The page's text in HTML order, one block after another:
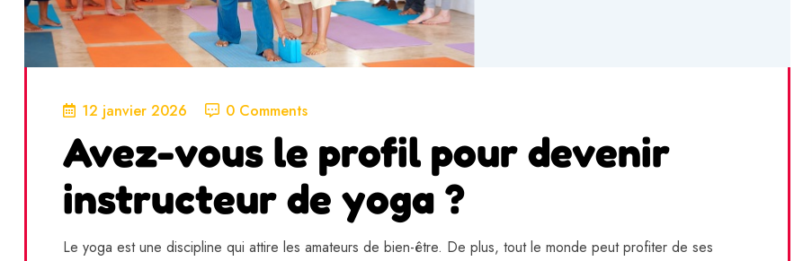
12 janvier 2026 0 Comments
Avez-vous le profil pour devenir
instructeur de yoga ?
Le yoga est une discipline qui attire les amateurs de bien-être. De plus, tout le monde peut profiter de ses